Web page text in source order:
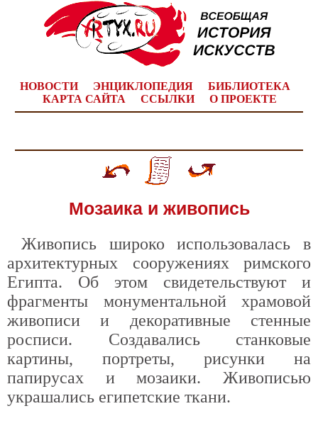
НОВОСТИ ЭНЦИКЛОПЕДИЯ
БИБЛИОТЕКА
КАРТА САЙТА
ССЫЛКИ О ПРОЕКТЕ
Мозаика и живопись
Живопись широко использовалась в
архитектурных сооружениях римского
Египта. Об этом свидетельствуют и
фрагменты монументальной храмовой
живописи и декоративные стенные
росписи. Создавались станковые
картины, портреты, рисунки на
папирусах и мозаики. Живописью
украшались египетские ткани.